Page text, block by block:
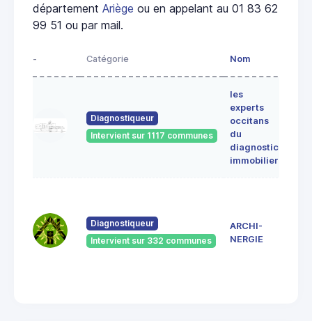
département Ariège ou en appelant au 01 83 62
99 51 ou par mail.
- Catégorie Nom
Diagnostiqueur
Intervient sur 1117 communes
les
experts
occitans
du
diagnostic
immobilier
Diagnostiqueur
Intervient sur 332 communes
ARCHI-
NERGIE